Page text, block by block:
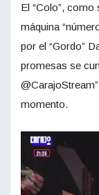
El “Colo”,
máquina
por el “Gordo”
promesas se
momento.